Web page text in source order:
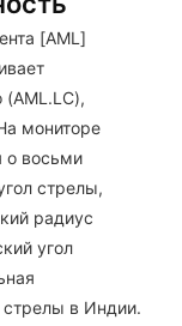
[AML]
мониторе
о восьми
стрелы,
радиус
угол
стрелы в Индии.